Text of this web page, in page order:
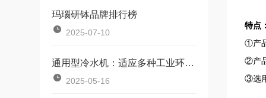
玛瑙研钵品牌排行榜
2025-07-10
通用型冷水机：适应多种工业环境的制冷设备
2025-05-16
特点
①产
②产
③选